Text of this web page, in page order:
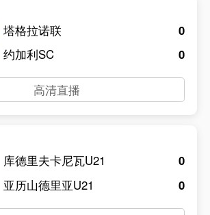
塔格拉诺联
约加利SC
0
0
高清直播
库德里夫卡尼瓦U21
亚历山德里亚U21
0
0